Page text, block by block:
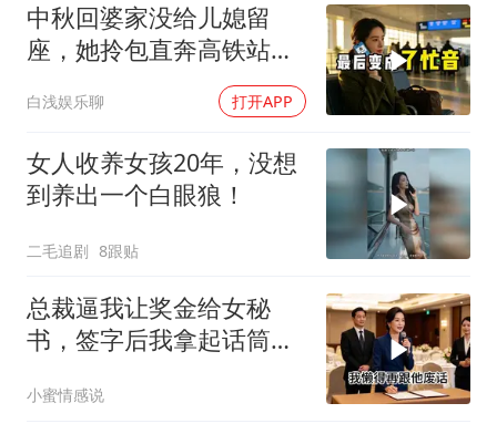
中秋回婆家没给儿媳留
座，她拎包直奔高铁站，
白浅娱乐聊 打开APP
女人收养女孩20年，没想
到养出一个白眼狼！
二毛追剧 8跟贴
总裁逼我让奖金给女秘
书，签字后我拿起话筒：
小蜜情感说